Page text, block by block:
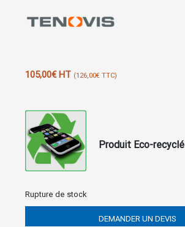
105,00€HT (126,00€ TTC)
Produit Eco-recyclé
Rupture de stock
DEMANDER UN DEVIS